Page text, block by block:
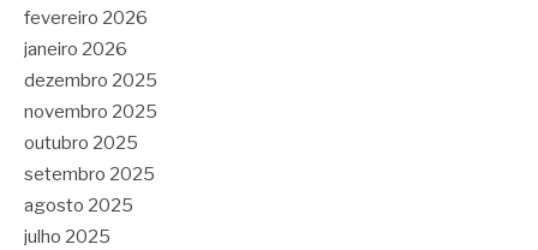
fevereiro 2026
janeiro 2026
dezembro 2025
novembro 2025
outubro 2025
setembro 2025
agosto 2025
julho 2025